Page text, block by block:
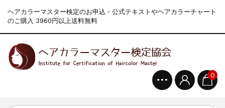
ヘアカラーマスター検定のお申込・公式テキストやヘアカラーチャート
のご購入 3960円以上送料無料
0